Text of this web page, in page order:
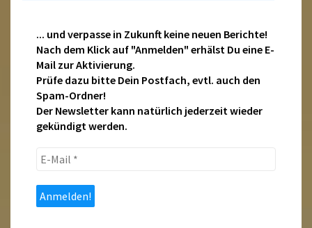
... und verpasse in Zukunft keine neuen Berichte!
Nach dem Klick auf "Anmelden" erhälst Du eine E-
Mail zur Aktivierung.
Prüfe dazu bitte Dein Postfach, evtl. auch den
Spam-Ordner!
Der Newsletter kann natürlich jederzeit wieder
gekündigt werden.
E-
*